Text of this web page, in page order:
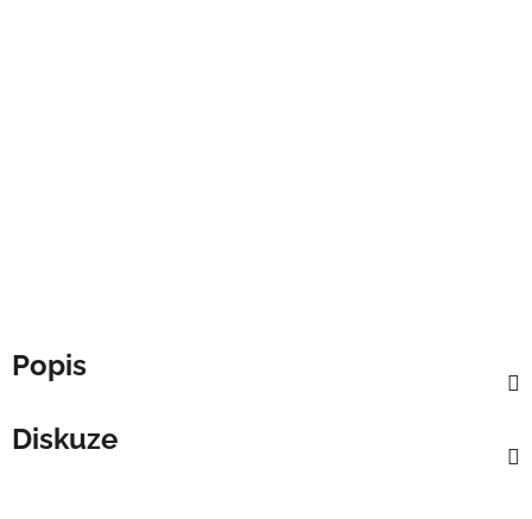
Popis
Diskuze